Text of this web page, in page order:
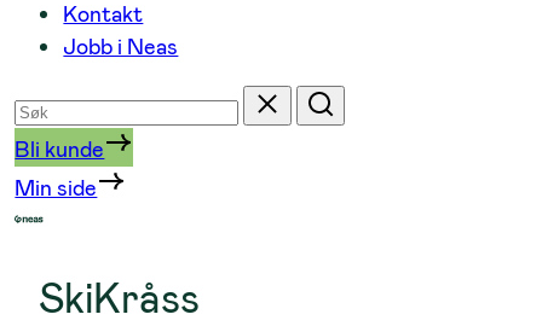
Kontakt
Jobb i Neas
Søk
etter
Tilbakestill
Søk
Bli kunde
Min side
SkiKråss